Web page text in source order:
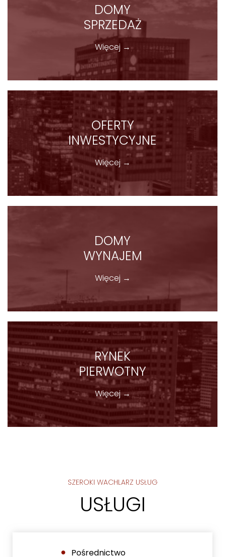
DOMY
SPRZEDAŻ
Więcej →
OFERTY
INWESTYCYJNE
Więcej →
DOMY
WYNAJEM
Więcej →
RYNEK
PIERWOTNY
Więcej →
SZEROKI WACHLARZ USŁUG
USŁUGI
Pośrednictwo